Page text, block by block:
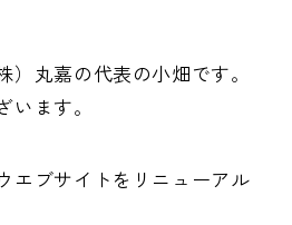
丸嘉の代表の小畑です。
ます。
エブサイトをリニューアル